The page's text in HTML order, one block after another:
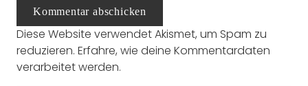
Kommentar abschicken
Diese Website verwendet Akismet, um Spam zu
reduzieren. Erfahre, wie deine Kommentardaten
verarbeitet werden.